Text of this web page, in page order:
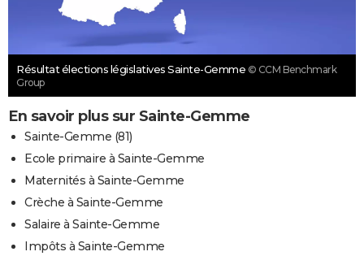
Résultat élections législatives Sainte-Gemme © CCM Benchmark
Group
En savoir plus sur Sainte-Gemme
Sainte-Gemme (81)
Ecole primaire à Sainte-Gemme
Maternités à Sainte-Gemme
Crèche à Sainte-Gemme
Salaire à Sainte-Gemme
Impôts à Sainte-Gemme